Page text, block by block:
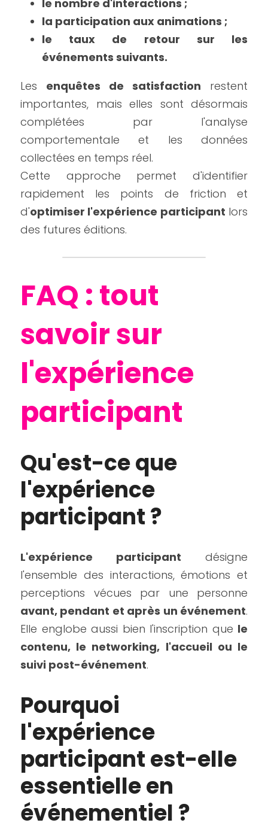
le nombre d'interactions ;
la participation aux animations ;
le taux de retour sur les
événements suivants.
Les enquêtes de satisfaction restent
importantes, mais elles sont désormais
complétées par l'analyse
comportementale et les données
collectées en temps réel.
Cette approche permet d'identifier
rapidement les points de friction et
d'optimiser l'expérience participant lors
des futures éditions.
FAQ : tout
savoir sur
l'expérience
participant
Qu'est-ce que
l'expérience
participant ?
L'expérience participant désigne
l'ensemble des interactions, émotions et
avant, pendant et après un événement.
Elle englobe aussi bien l'inscription que le
contenu, le networking, l'accueil ou le
suivi post-événement.
Pourquoi
l'expérience
participant est-elle
essentielle en
événementiel ?